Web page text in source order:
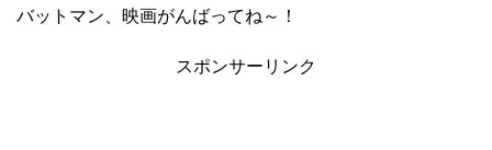
バットマン、映画がんばってね～！
スポンサーリンク